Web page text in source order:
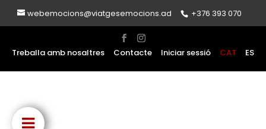
webemocions@viatgesemocions.ad +376 393 070
Treballa amb nosaltres Contacte Iniciar sessió CAT ES